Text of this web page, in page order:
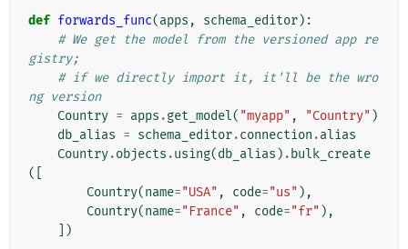
def forwards_func(apps , schema_editor):
# We get the model from the versioned app re
gistry;
# if we directly import it, it'll be the wro
ng version
Country = apps .get_model( "myapp" , "Country" )
db_alias = schema_editor.connection .alias
Country.objects .using(db_alias ) . bulk_create
([
Country(name="USA" , code="us" ),
Country(name="France" , code="fr" ),
])